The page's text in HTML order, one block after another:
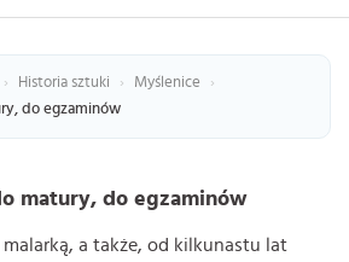
› Historia sztuki › Myślenice
›
do egzaminów
matury, do egzaminów
a także, od kilkunastu lat